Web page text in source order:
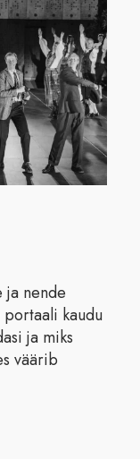
ja nende
kaudu
ja miks
väärib